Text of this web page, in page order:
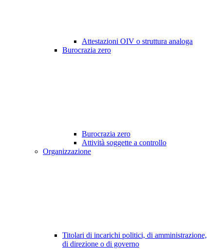
Attestazioni OIV o struttura analoga
Burocrazia zero
Burocrazia zero
Attività soggette a controllo
Organizzazione
Titolari di incarichi politici, di amministrazione,
di direzione o di governo